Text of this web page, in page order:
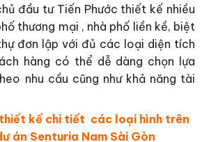
đầu tư Tiến Phước thiết kế nhiều
thương mại , nhà phố liền kề, biệt
đơn lập với đủ các loại diện tích
hàng có thể dễ dàng chọn lựa
nhu cầu cũng như khả năng tài
kế chi tiết các loại hình trên
án Senturia Nam Sài Gòn